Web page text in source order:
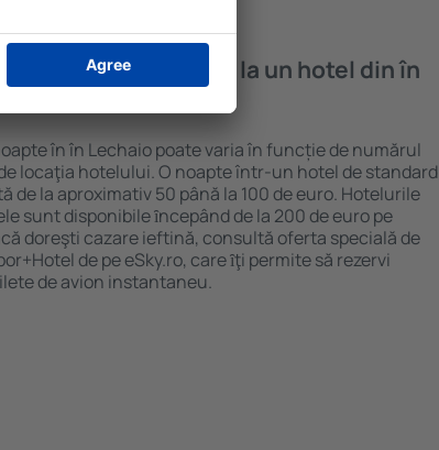
o noapte de cazare la un hotel din în
în în Lechaio poate varia în funcție de numărul
locaţia hotelului. O noapte într-un hotel de standard
de la aproximativ 50 până la 100 de euro. Hotelurile
sunt disponibile ȋncepând de la 200 de euro pe
doreşti cazare ieftină, consultă oferta specială de
de pe eSky.ro, care ȋţi permite să rezervi
de avion instantaneu.